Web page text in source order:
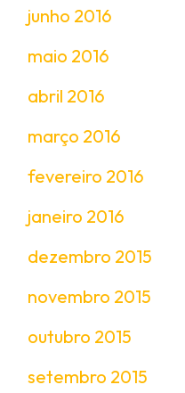
junho 2016
maio 2016
abril 2016
março 2016
fevereiro 2016
janeiro 2016
dezembro 2015
novembro 2015
outubro 2015
setembro 2015